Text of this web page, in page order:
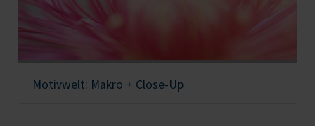
Motivwelt: Makro + Close-Up